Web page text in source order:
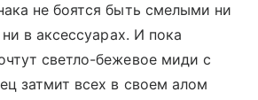
не боятся быть смелыми ни
ни в аксессуарах. И пока
светло-бежевое миди с
затмит всех в своем алом